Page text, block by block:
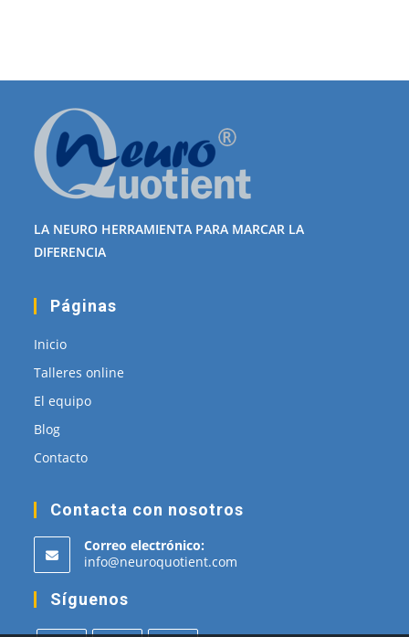
LA NEURO HERRAMIENTA PARA MARCAR LA
DIFERENCIA
Páginas
Inicio
Talleres online
El equipo
Blog
Contacto
Contacta con nosotros
Correo electrónico:
info@neuroquotient.com
Síguenos